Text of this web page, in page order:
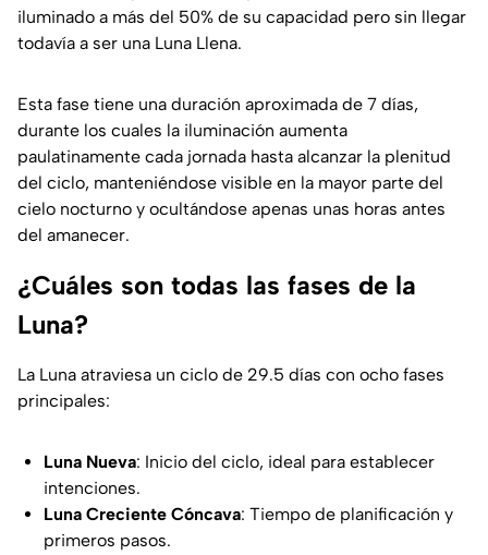
iluminado a más del 50% de su capacidad pero sin llegar
todavía a ser una Luna Llena.
Esta fase tiene una duración aproximada de 7 días,
durante los cuales la iluminación aumenta
paulatinamente cada jornada hasta alcanzar la plenitud
del ciclo, manteniéndose visible en la mayor parte del
cielo nocturno y ocultándose apenas unas horas antes
del amanecer.
¿Cuáles son todas las fases de la
Luna?
La Luna atraviesa un ciclo de 29.5 días con ocho fases
principales:
Luna Nueva: Inicio del ciclo, ideal para establecer
intenciones.
Luna Creciente Cóncava: Tiempo de planificación y
primeros pasos.